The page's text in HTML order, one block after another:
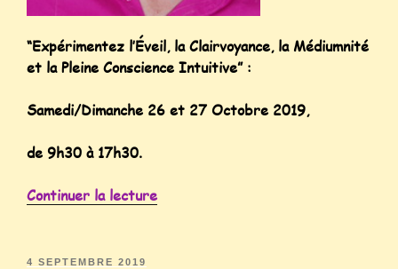
“Expérimentez l’Éveil, la Clairvoyance, la Médiumnité
et la Pleine Conscience Intuitive” :
Samedi/Dimanche 26 et 27 Octobre 2019,
de 9h30 à 17h30.
Continuer la lecture
4 SEPTEMBRE 2019